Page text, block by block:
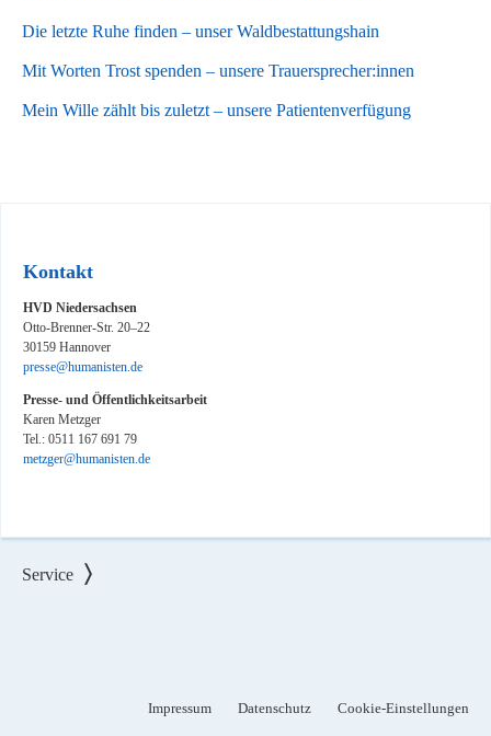
Die letzte Ruhe finden – unser Waldbestattungshain
Mit Worten Trost spenden – unsere Trauersprecher:innen
Mein Wille zählt bis zuletzt – unsere Patientenverfügung
Kontakt
HVD Niedersachsen
Otto-Brenner-Str. 20–22
30159 Hannover
presse@humanisten.de
Presse- und Öffentlichkeitsarbeit
Karen Metzger
Tel.: 0511 167 691 79
metzger@humanisten.de
Service
Impressum Datenschutz Cookie-Einstellungen